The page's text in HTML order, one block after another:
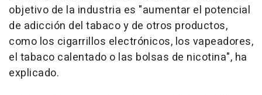
objetivo de la industria es "aumentar el potencial
de adicción del tabaco y de otros productos,
como los cigarrillos electrónicos, los vapeadores,
el tabaco calentado o las bolsas de nicotina", ha
explicado.